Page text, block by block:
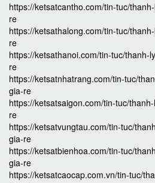
https://ketsatcantho.com/tin-tuc/
re
https://ketsathalong.com/tin-tuc/
re
https://ketsathanoi.com/tin-tuc/thanh-
re
https://ketsatnhatrang.com/tin-tuc/
gia-re
https://ketsatsaigon.com/tin-tuc/
re
https://ketsatvungtau.com/tin-tuc/
gia-re
https://ketsatbienhoa.com/tin-tuc/
gia-re
https://ketsatcaocap.com.vn/tin-tuc/